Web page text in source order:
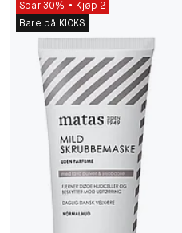
Spar 30%
Kjøp 2
Bare på KICKS